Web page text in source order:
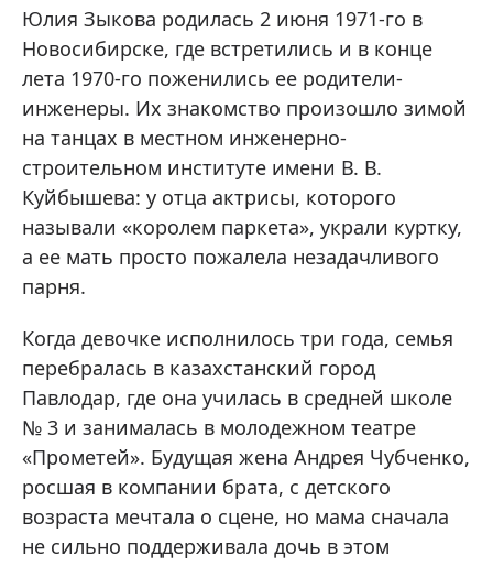
Юлия Зыкова родилась 2 июня 1971-го в
Новосибирске, где встретились и в конце
лета 1970-го поженились ее родители-
инженеры. Их знакомство произошло зимой
на танцах в местном инженерно-
строительном институте имени В. В.
Куйбышева: у отца актрисы, которого
называли «королем паркета», украли куртку,
а ее мать просто пожалела незадачливого
парня.
Когда девочке исполнилось три года, семья
перебралась в казахстанский город
Павлодар, где она училась в средней школе
№ 3 и занималась в молодежном театре
«Прометей». Будущая жена Андрея Чубченко,
росшая в компании брата, с детского
возраста мечтала о сцене, но мама сначала
не сильно поддерживала дочь в этом